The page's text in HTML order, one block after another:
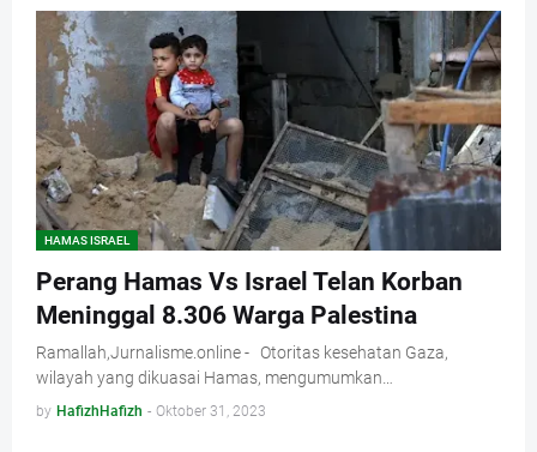
HAMAS ISRAEL
Perang Hamas Vs Israel Telan Korban
Meninggal 8.306 Warga Palestina
Ramallah,Jurnalisme.online - Otoritas kesehatan Gaza,
wilayah yang dikuasai Hamas, mengumumkan…
by HafizhHafizh - Oktober 31, 2023